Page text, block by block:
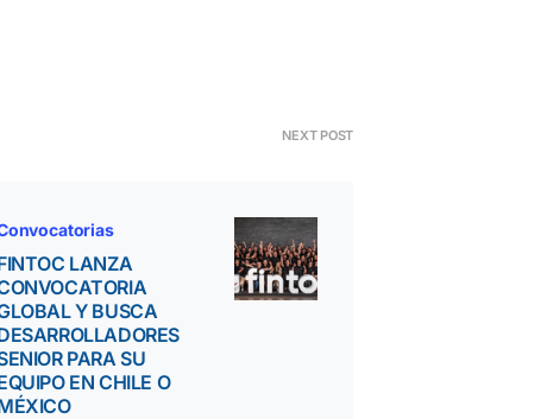
NEXT POST
LANZA
Y BUSCA
PARA SU
EN CHILE O